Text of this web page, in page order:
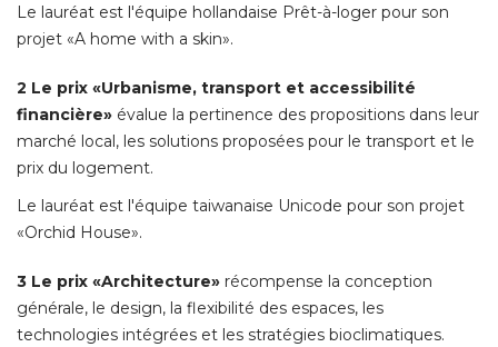
Le lauréat est l'équipe hollandaise Prêt-à-loger pour son
projet «A home with a skin».
2 Le prix «Urbanisme, transport et accessibilité
financière» évalue la pertinence des propositions dans leur
marché local, les solutions proposées pour le transport et le
prix du logement.
Le lauréat est l'équipe taiwanaise Unicode pour son projet
«Orchid House».
3 Le prix «Architecture» récompense la conception
générale, le design, la flexibilité des espaces, les
technologies intégrées et les stratégies bioclimatiques.